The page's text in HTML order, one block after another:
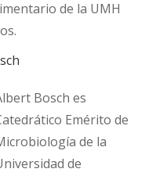
de la UMH
Bosch es
Emérito de
de la
de